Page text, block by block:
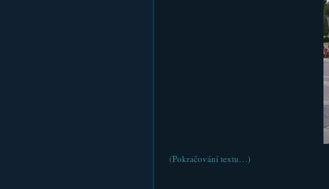
(Pokračování textu…)